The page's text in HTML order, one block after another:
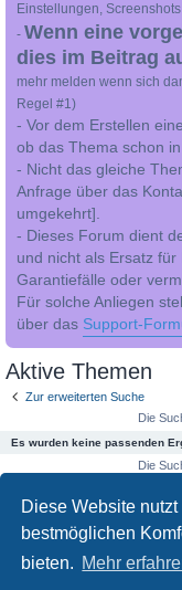
Diese Website
bestmöglichen
bieten. Mehr
Einstellungen,
- Wenn eine
dies im Beitrag
mehr melden wenn sich
Regel #1)
- Vor dem Erstellen
ob das Thema schon
- Nicht das gleiche
Anfrage über das
umgekehrt].
- Dieses Forum dient
und nicht als Ersatz
Garantiefälle oder
Für solche Anliegen
über das Support-
Aktive Themen
Zur erweiterten Suche
Die
Es wurden keine passenden
Die
Foren-Übersicht